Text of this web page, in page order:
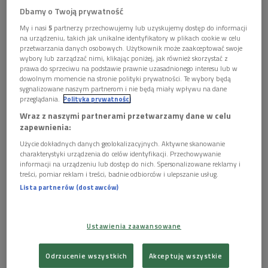
Zdj. ilustracyjne Foto: pixabay/domena publiczna
rozmawialiśmy o współczesnych modelach życia miejskiego.
Spróbowaliśmy też odpowiedzieć na pytanie" "czyje jest
miasto?".
Dbamy o Twoją prywatność
My i nasi5 partnerzy przechowujemy lub uzyskujemy dostęp do informacji
na urządzeniu, takich jak unikalne identyfikatory w plikach cookie w celu
przetwarzania danych osobowych. Użytkownik może zaakceptować swoje
wybory lub zarządzać nimi, klikając poniżej, jak również skorzystać z
prawa do sprzeciwu na podstawie prawnie uzasadnionego interesu lub w
dowolnym momencie na stronie polityki prywatności. Te wybory będą
sygnalizowane naszym partnerom i nie będą miały wpływu na dane
przeglądania. Polityka prywatności
Wraz z naszymi partnerami przetwarzamy dane w celu
zapewnienia:
Użycie dokładnych danych geolokalizacyjnych. Aktywne skanowanie
charakterystyki urządzenia do celów identyfikacji. Przechowywanie
informacji na urządzeniu lub dostęp do nich. Spersonalizowane reklamy i
treści, pomiar reklam i treści, badnie odbiorców i ulepszanie usług.
Lista partnerów (dostawców)
Ustawienia zaawansowane
Odrzucenie wszystkich Akceptuję wszystkie